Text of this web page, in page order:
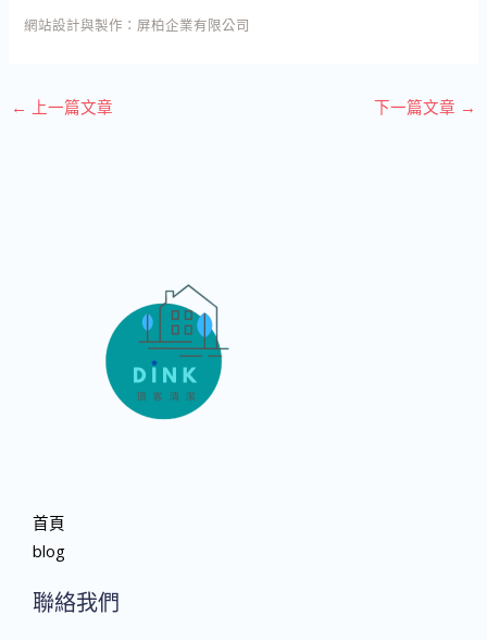
網站設計與製作： 屏柏企業有限公司
← 上一篇文章 下一篇文章 →
首頁
blog
聯絡我們